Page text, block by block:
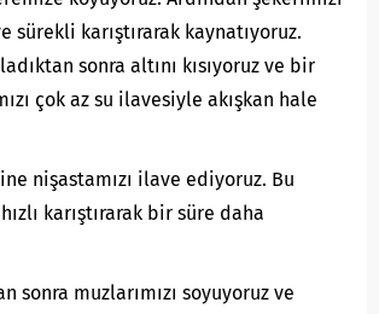
sürekli karıştırarak kaynatıyoruz.
sonra altını kısıyoruz ve bir
çok az su ilavesiyle akışkan hale
nişastamızı ilave ediyoruz. Bu
karıştırarak bir süre daha
sonra muzlarımızı soyuyoruz ve